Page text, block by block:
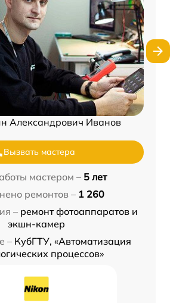
Александрович Иванов
Вызвать мастера
мастером – 5 лет
ремонтов – 1 260
– ремонт фотоаппаратов и
экшн-камер
– КубГТУ, «Автоматизация
процессов»